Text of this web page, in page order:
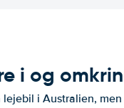
i og
lejebil i Australien,